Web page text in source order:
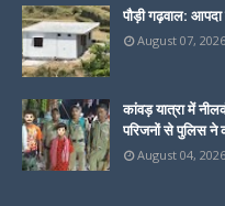
पौड़ी गढ़वाल:
August 07, 2026
कांवड़ यात्रा में
परिजनों से पुलिस ने
August 04, 2026